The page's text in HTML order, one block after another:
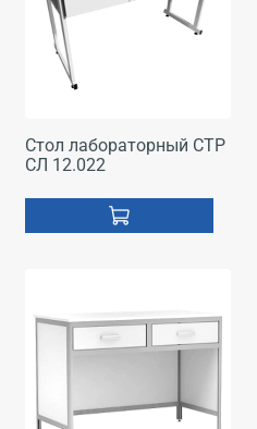
Стол лабораторный СТР
СЛ 12.022